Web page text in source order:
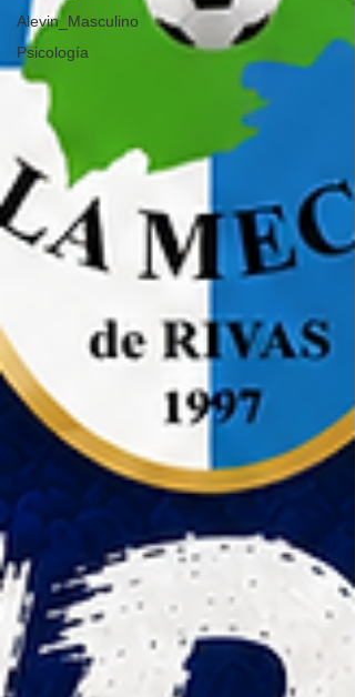
Alevin_Masculino
Psicología